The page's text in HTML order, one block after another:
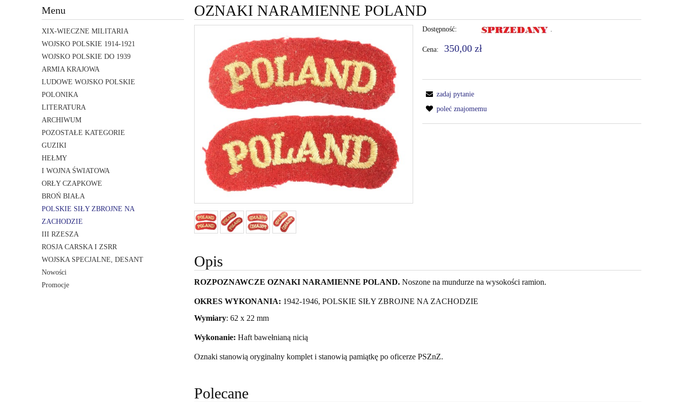
Menu
XIX-WIECZNE MILITARIA
WOJSKO POLSKIE 1914-1921
WOJSKO POLSKIE DO 1939
ARMIA KRAJOWA
LUDOWE WOJSKO POLSKIE
POLONIKA
LITERATURA
ARCHIWUM
POZOSTAŁE KATEGORIE
GUZIKI
HEŁMY
I WOJNA ŚWIATOWA
ORŁY CZAPKOWE
BROŃ BIAŁA
POLSKIE SIŁY ZBROJNE NA
ZACHODZIE
III RZESZA
ROSJA CARSKA I ZSRR
WOJSKA SPECJALNE, DESANT
Nowości
Promocje
OZNAKI NARAMIENNE POLAND
Dostępność:
Cena: 350,00 zł
zadaj pytanie
poleć znajomemu
Opis
ROZPOZNAWCZE OZNAKI NARAMIENNE POLAND. Noszone na mundurze na wysokości ramion.
OKRES WYKONANIA: 1942-1946, POLSKIE SIŁY ZBROJNE NA ZACHODZIE
Wymiary: 62 x 22 mm
Wykonanie: Haft bawełnianą nicią
Oznaki stanowią oryginalny komplet i stanowią pamiątkę po oficerze PSZnZ.
Polecane